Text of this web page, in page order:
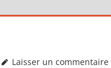
Laisser un commentaire